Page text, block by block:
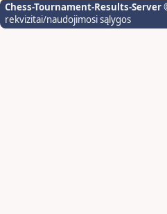
Chess-Tournament-Results-Server
rekvizitai/naudojimosi sąlygos